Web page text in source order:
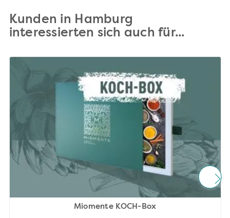
Kunden in Hamburg
interessierten sich auch für...
Miomente KOCH-Box